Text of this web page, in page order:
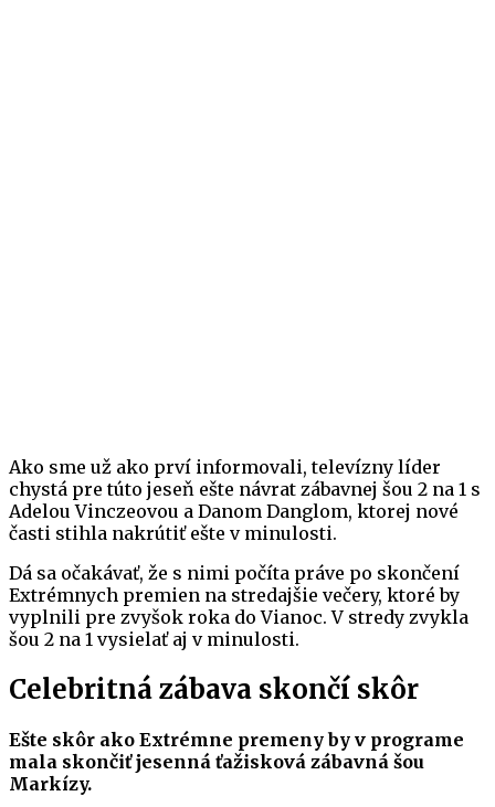
Ako sme už ako prví informovali, televízny líder
chystá pre túto jeseň ešte návrat zábavnej šou 2 na 1 s
Adelou Vinczeovou a Danom Danglom, ktorej nové
časti stihla nakrútiť ešte v minulosti.
Dá sa očakávať, že s nimi počíta práve po skončení
Extrémnych premien na stredajšie večery, ktoré by
vyplnili pre zvyšok roka do Vianoc. V stredy zvykla
šou 2 na 1 vysielať aj v minulosti.
Celebritná zábava skončí skôr
Ešte skôr ako Extrémne premeny by v programe
mala skončiť jesenná ťažisková zábavná šou
Markízy.